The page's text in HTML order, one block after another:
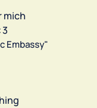
mich
Embassy"